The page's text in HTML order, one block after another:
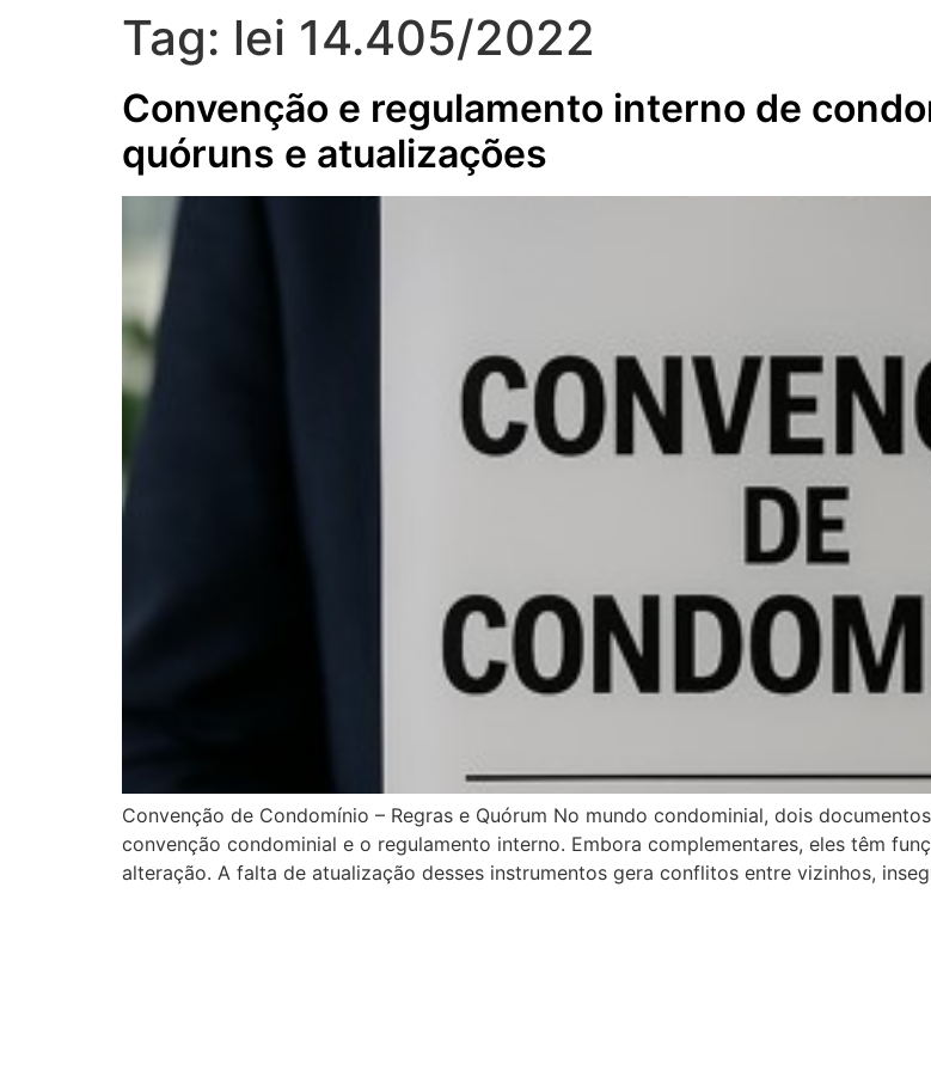
Tag: lei 14.405/2022
Convenção e regulamento interno de
quóruns e atualizações
Convenção de Condomínio – Regras e Quórum No mundo condominial, dois
convenção condominial e o regulamento interno. Embora complementares, eles têm
alteração. A falta de atualização desses instrumentos gera conflitos entre vizinhos,